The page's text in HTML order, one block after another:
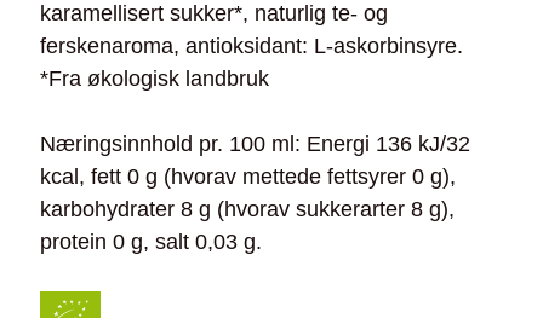
karamellisert sukker*, naturlig te- og
ferskenaroma, antioksidant: L-askorbinsyre.
*Fra økologisk landbruk
Næringsinnhold pr. 100 ml: Energi 136 kJ/32
kcal, fett 0 g (hvorav mettede fettsyrer 0 g),
karbohydrater 8 g (hvorav sukkerarter 8 g),
protein 0 g, salt 0,03 g.